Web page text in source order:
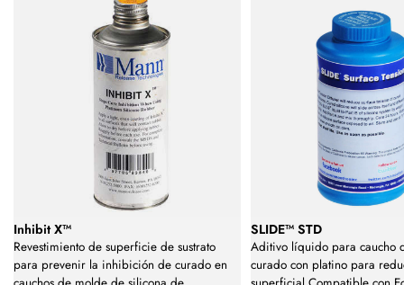
Inhibit X™
Revestimiento de superficie de sustrato
para prevenir la inhibición de curado en
SLIDE™ STD
Aditivo líquido para caucho
curado con platino para